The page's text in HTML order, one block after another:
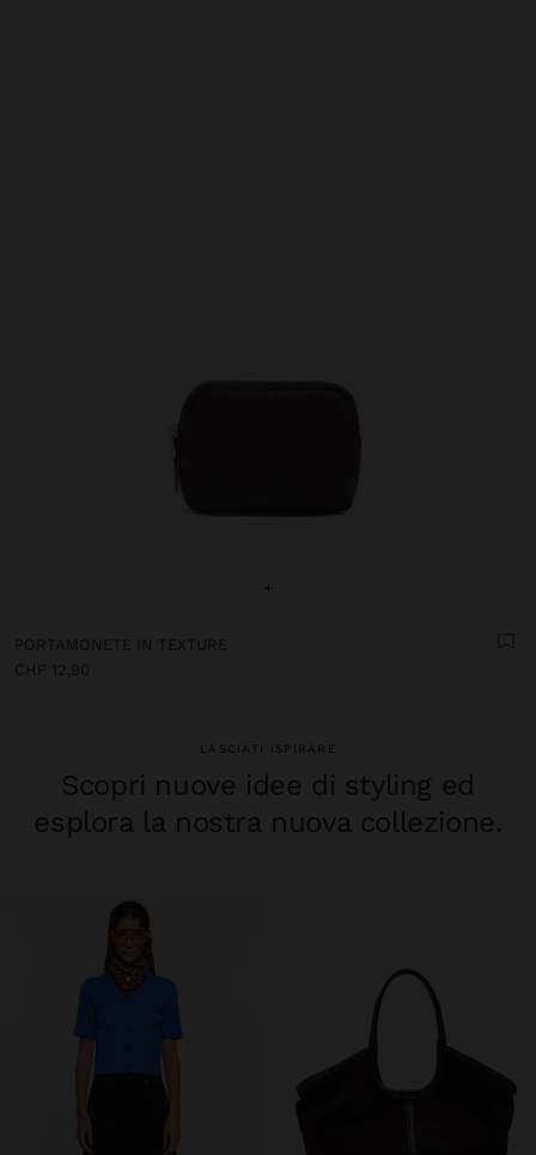
+
PORTAMONETE IN TEXTURE
CHF 12,90
LASCIATI ISPIRARE
Scopri nuove idee di styling ed
esplora la nostra nuova collezione.